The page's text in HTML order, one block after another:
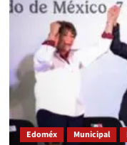
Edoméx Municipal